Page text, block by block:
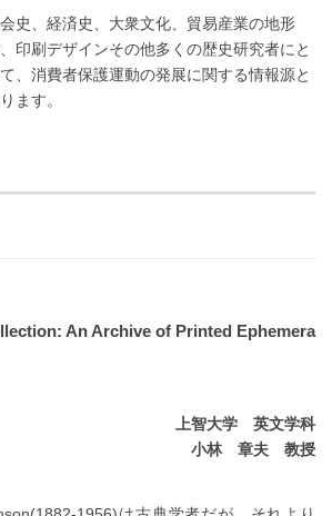
史、経済史、大衆文化、貿易産業の地形
印刷デザインその他多くの歴史研究者にと
、消費者保護運動の発展に関する情報源と
ます。
An Archive of Printed Ephemera
上智大学 英文学科
小林 章夫 教授